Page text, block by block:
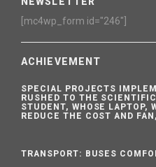
[mc4wp_form id="246"]
ACHIEVEMENT
SPECIAL PROJECTS
RUSHED TO THE
STUDENT, WHOSE LAPTOP,
REDUCE THE COST AND
TRANSPORT: BUSES